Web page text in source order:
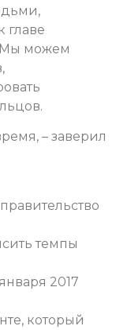
главе
Мы можем
– заверил
темпы
2017
который